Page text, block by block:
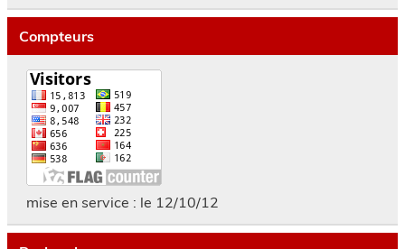
Compteurs
mise en service : le 12/10/12